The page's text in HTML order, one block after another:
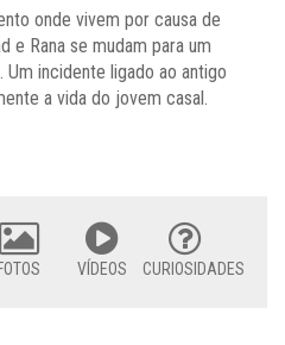
onde vivem por causa de
e Rana se mudam para um
incidente ligado ao antigo
a vida do jovem casal.
FOTOS VÍDEOS CURIOSIDADES